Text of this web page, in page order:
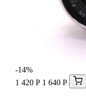
-14%
1 420 Р 1 640 Р